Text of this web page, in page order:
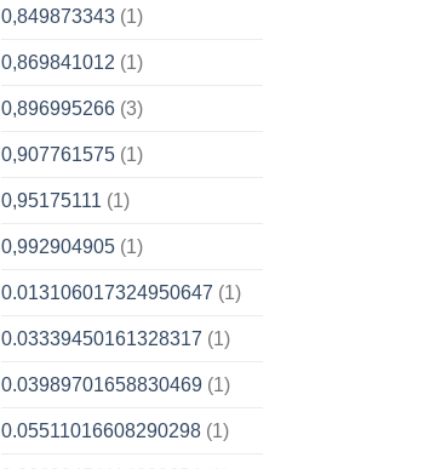
0,849873343(1)
0,869841012 (1)
0,896995266(3)
0,907761575(1)
0,95175111 (1)
0,992904905(1)
0.013106017324950647 (1)
0.03339450161328317 (1)
0.03989701658830469(1)
0.05511016608290298(1)